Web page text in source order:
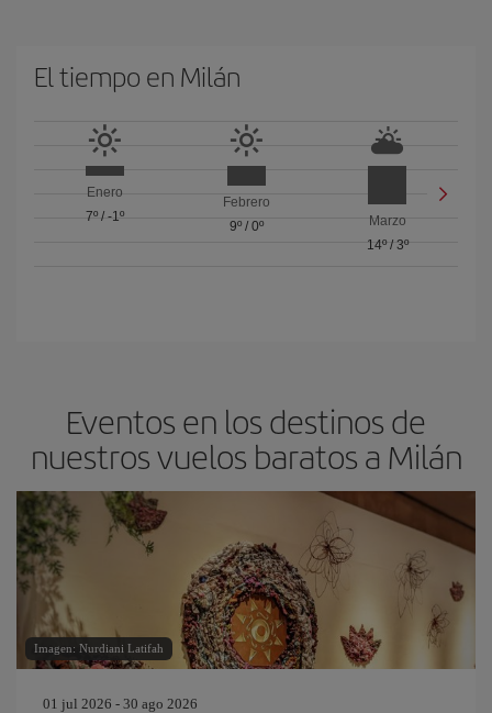
El tiempo en Milán
Enero
7º/ -1º
Febrero
9º/ 0º
Marzo
14º/ 3º
Eventos en los destinos de
nuestros vuelos baratos a Milán
Imagen: Nurdiani Latifah
01 jul 2026 - 30 ago 2026